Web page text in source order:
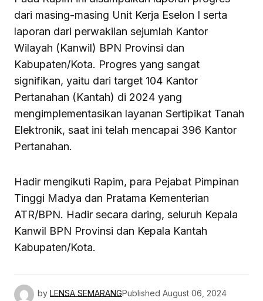
dari masing-masing Unit Kerja Eselon I serta
laporan dari perwakilan sejumlah Kantor
Wilayah (Kanwil) BPN Provinsi dan
Kabupaten/Kota. Progres yang sangat
signifikan, yaitu dari target 104 Kantor
Pertanahan (Kantah) di 2024 yang
mengimplementasikan layanan Sertipikat Tanah
Elektronik, saat ini telah mencapai 396 Kantor
Pertanahan.
Hadir mengikuti Rapim, para Pejabat Pimpinan
Tinggi Madya dan Pratama Kementerian
ATR/BPN. Hadir secara daring, seluruh Kepala
Kanwil BPN Provinsi dan Kepala Kantah
Kabupaten/Kota.
by LENSA SEMARANGPublished August 06, 2024